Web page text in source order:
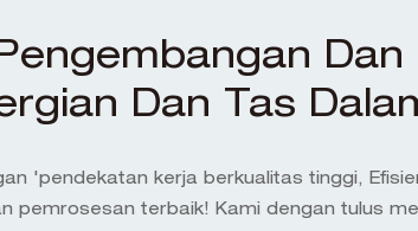
Dan Tas
'pendekatan kerja berkualitas tinggi,
pemrosesan terbaik! Kami dengan tulus